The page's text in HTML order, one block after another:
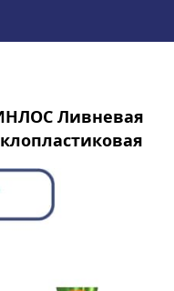
Ливневая